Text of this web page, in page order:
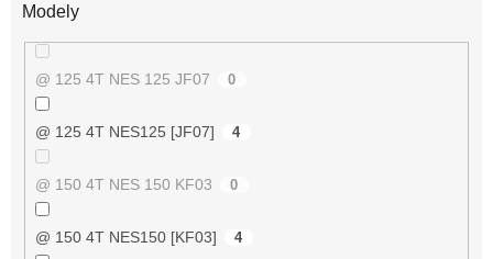
Modely
@ 125 4T NES 125 JF07 0
@ 125 4T NES125 [JF07] 4
@ 150 4T NES 150 KF03 0
@ 150 4T NES150 [KF03] 4